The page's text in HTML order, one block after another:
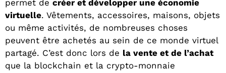
permet de créer et développer une économie
virtuelle. Vêtements, accessoires, maisons, objets
ou même activités, de nombreuses choses
peuvent être achetés au sein de ce monde virtuel
partagé. C’est donc lors de la vente et de l’achat
que la blockchain et la crypto-monnaie